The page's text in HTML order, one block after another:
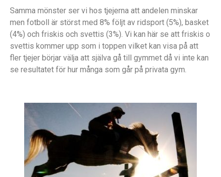
Samma mönster ser vi hos tjejerna att andelen minskar
men fotboll är störst med 8% följt av ridsport (5%), basket
(4%) och friskis och svettis (3%). Vi kan här se att friskis o
svettis kommer upp som i toppen vilket kan visa på att
fler tjejer börjar välja att själva gå till gymmet då vi inte kan
se resultatet för hur många som går på privata gym.